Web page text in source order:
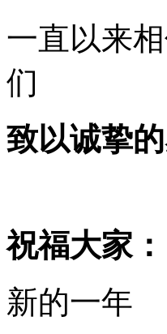
一直以来
们
致以诚挚的
祝福大家：
新的一年